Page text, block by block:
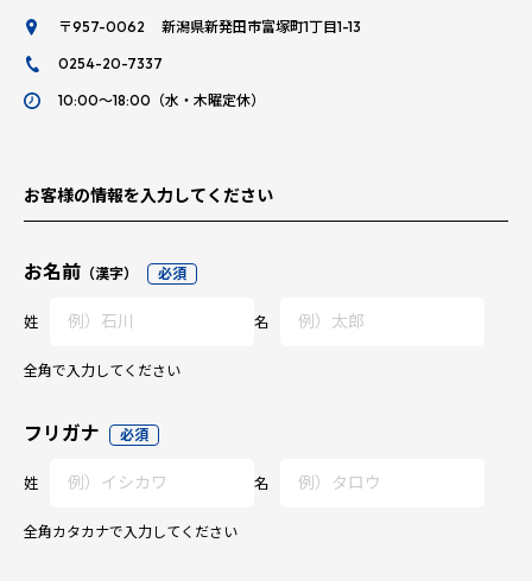
〒957-0062 新潟県新発田市富塚町1丁目1-13
0254-20-7337
10:00～18:00（水・木曜定休）
お客様の情報を入力してください
お名前 （漢字） 必須
姓 名
全角で入力してください
フリガナ 必須
姓 名
全角カタカナで入力してください